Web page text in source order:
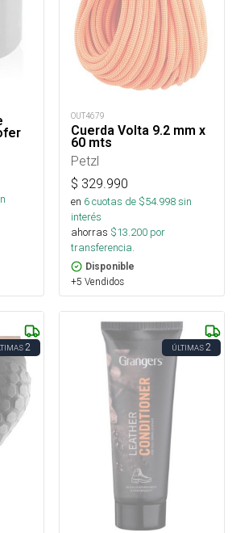
OUT4679
Cuerda Volta 9.2 mm x
60 mts
Petzl
$ 329.990
en 6cuotas de $54.998sin
interés
ahorras $13.200 por
transferencia.
Disponible
+5 Vendidos
2 ÚLTIMAS2